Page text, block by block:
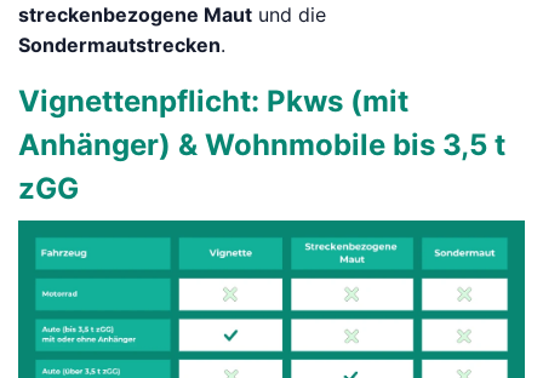
streckenbezogene Maut und die
Sondermautstrecken.
Vignettenpflicht: Pkws (mit
Anhänger) & Wohnmobile bis 3,5 t
zGG